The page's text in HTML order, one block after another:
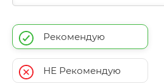
Рекомендую
НЕ Рекомендую